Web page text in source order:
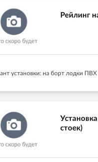
Рейлинг
установки: на борт лодки ПВХ
стоек)